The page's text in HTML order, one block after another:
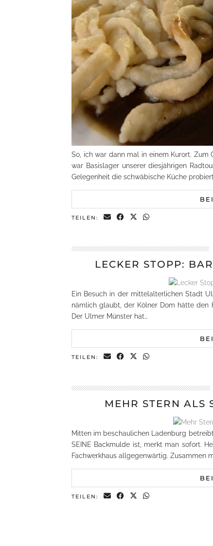
So, ich war dann mal in einem Kurort. Zum
war Basislager unserer diesjährigen
Gelegenheit die schwäbische Küche
TEILEN:
LECKER STOPP:
Ein Besuch in der mittelalterlichen Stadt
nämlich glaubt, der Kölner Dom hätte den
Der Ulmer Münster hat…
TEILEN:
MEHR STERN ALS
Mitten im beschaulichen Ladenburg
SEINE Backmulde ist, merkt man sofort.
Fachwerkhaus allgegenwärtig. Zusammen
TEILEN: